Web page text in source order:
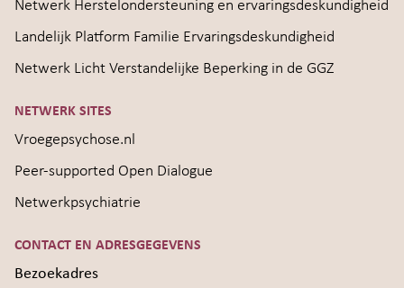
Netwerk Herstelondersteuning en ervaringsdeskundigheid
Landelijk Platform Familie Ervaringsdeskundigheid
Netwerk Licht Verstandelijke Beperking in de GGZ
NETWERK SITES
Vroegepsychose.nl
Peer-supported Open Dialogue
Netwerkpsychiatrie
CONTACT EN ADRESGEGEVENS
Bezoekadres